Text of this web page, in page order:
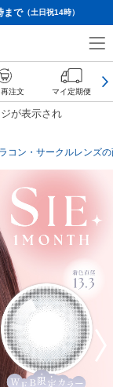
まで（土日祝14時）
が表示され
コン・サークルレンズ
注文 マイ定期便